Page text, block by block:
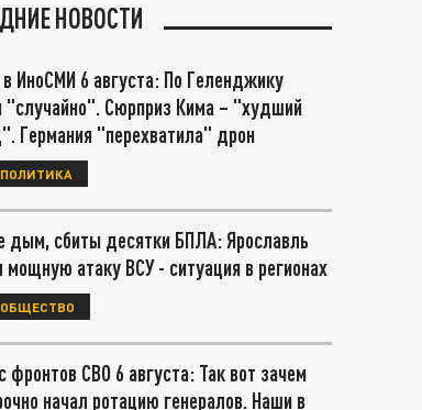
НОВОСТИ
в ИноСМИ 6 августа: По Геленджику
"случайно". Сюрприз Кима – "худший
Германия "перехватила" дрон
ПОЛИТИКА
дым, сбиты десятки БПЛА: Ярославль
мощную атаку ВСУ - ситуация в регионах
ОБЩЕСТВО
фронтов СВО 6 августа: Так вот зачем
начал ротацию генералов. Наши в